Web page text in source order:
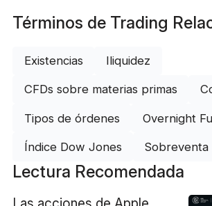
Términos de Trading
Existencias Iliquidez
CFDs sobre materias primas
Tipos de órdenes Overnight
Índice Dow Jones Sobreventa
Lectura Recomendada